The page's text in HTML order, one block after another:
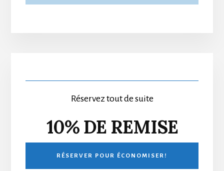
Sidebar
Réservez tout de suite
10% DE REMISE
RÉSERVER POUR ÉCONOMISER!